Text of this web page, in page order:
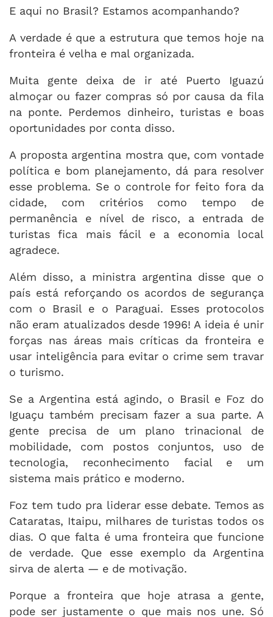
E aqui no Brasil? Estamos acompanhando?
A verdade é que a estrutura que temos hoje na
fronteira é velha e mal organizada.
Muita gente deixa de ir até Puerto Iguazú
almoçar ou fazer compras só por causa da fila
na ponte. Perdemos dinheiro, turistas e boas
oportunidades por conta disso.
A proposta argentina mostra que, com vontade
política e bom planejamento, dá para resolver
esse problema. Se o controle for feito fora da
cidade, com critérios como tempo de
permanência e nível de risco, a entrada de
turistas fica mais fácil e a economia local
agradece.
Além disso, a ministra argentina disse que o
país está reforçando os acordos de segurança
com o Brasil e o Paraguai. Esses protocolos
não eram atualizados desde 1996! A ideia é unir
forças nas áreas mais críticas da fronteira e
usar inteligência para evitar o crime sem travar
o turismo.
Se a Argentina está agindo, o Brasil e Foz do
Iguaçu também precisam fazer a sua parte. A
gente precisa de um plano trinacional de
mobilidade, com postos conjuntos, uso de
tecnologia, reconhecimento facial e um
sistema mais prático e moderno.
Foz tem tudo pra liderar esse debate. Temos as
Cataratas, Itaipu, milhares de turistas todos os
dias. O que falta é uma fronteira que funcione
de verdade. Que esse exemplo da Argentina
sirva de alerta — e de motivação.
Porque a fronteira que hoje atrasa a gente,
pode ser justamente o que mais nos une. Só